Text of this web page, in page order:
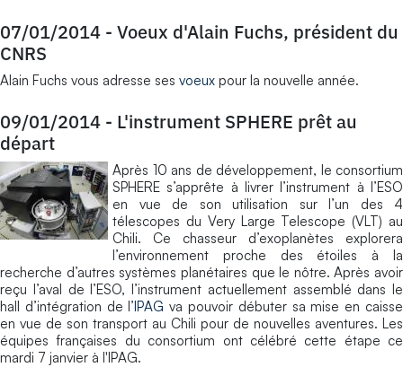
07/01/2014 - Voeux d'Alain Fuchs, président du
CNRS
Alain Fuchs vous adresse ses voeux pour la nouvelle année.
09/01/2014 - L'instrument SPHERE prêt au
départ
Après 10 ans de développement, le consortium
SPHERE s’apprête à livrer l’instrument à l’ESO
en vue de son utilisation sur l’un des 4
télescopes du Very Large Telescope (VLT) au
Chili. Ce chasseur d’exoplanètes explorera
l’environnement proche des étoiles à la
recherche d’autres systèmes planétaires que le nôtre. Après avoir
reçu l’aval de l’ESO, l’instrument actuellement assemblé dans le
hall d’intégration de l’IPAG va pouvoir débuter sa mise en caisse
en vue de son transport au Chili pour de nouvelles aventures. Les
équipes françaises du consortium ont célébré cette étape ce
mardi 7 janvier à l'IPAG.